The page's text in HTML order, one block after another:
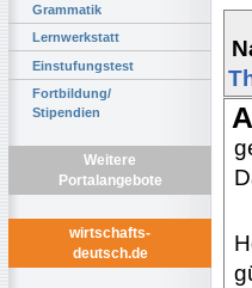
Grammatik
Lernwerkstatt
Einstufungstest
Fortbildung/
Stipendien
Weitere
Portalangebote
wirtschafts-
deutsch.de